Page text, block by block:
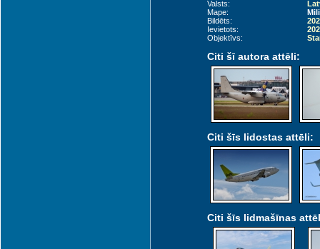
Valsts:
Mape:
Bildēts:
Ievietots:
Objektīvs:
Citi šī autora attēli:
Citi šīs lidostas attēli:
Citi šīs lidmašīnas